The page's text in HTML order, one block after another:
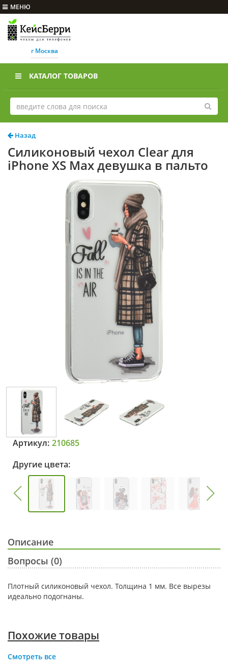
МЕНЮ
г Москва
КАТАЛОГ ТОВАРОВ
Назад
Силиконовый чехол Clear для
iPhone XS Max девушка в пальто
Артикул: 210685
Другие цвета:
Описание
Вопросы (0)
Плотный силиконовый чехол. Толщина 1 мм. Все вырезы
идеально подогнаны.
Похожие товары
Смотреть все